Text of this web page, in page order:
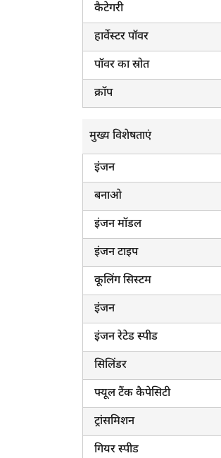
कैटेगरी
हार्वेस्टर पॉवर
पॉवर का स्रोत
क्रॉप
मुख्य विशेषताएं
इंजन
बनाओ
इंजन मॉडल
इंजन टाइप
कूलिंग सिस्टम
इंजन
इंजन रेटेड स्पीड
सिलिंडर
फ्यूल टैंक कैपेसिटी
ट्रांसमिशन
गियर स्पीड